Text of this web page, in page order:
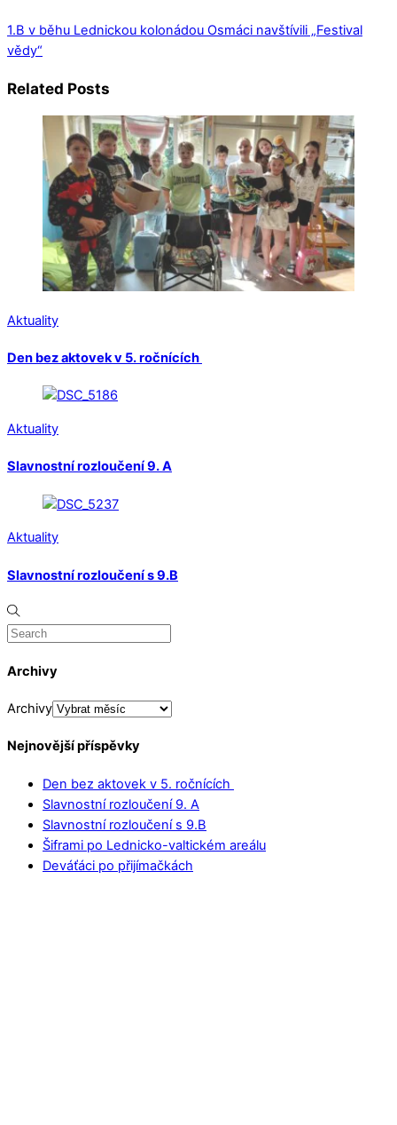
1.B v běhu Lednickou kolonádou Osmáci navštívili „Festival
vědy“
Related Posts
Aktuality
Den bez aktovek v 5. ročnících
Aktuality
Slavnostní rozloučení 9. A
Aktuality
Slavnostní rozloučení s 9.B
Archivy
Archivy
Nejnovější příspěvky
Den bez aktovek v 5. ročnících
Slavnostní rozloučení 9. A
Slavnostní rozloučení s 9.B
Šiframi po Lednicko-valtickém areálu
Deváťáci po přijímačkách